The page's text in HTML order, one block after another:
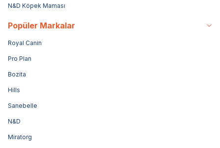
N&D Köpek Maması
Popüler Markalar
Royal Canin
Pro Plan
Bozita
Hills
Sanebelle
N&D
Miratorg